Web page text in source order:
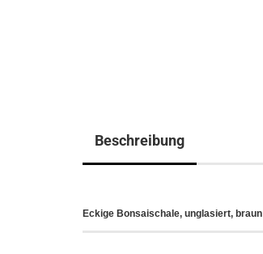
Beschreibung
Eckige Bonsaischale, unglasiert, braun